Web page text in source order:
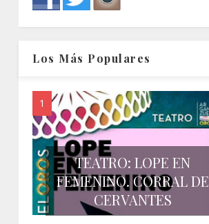
Los Más Populares
TEATRO: LOPE EN
FEMENINO. CORRAL DE
CERVANTES